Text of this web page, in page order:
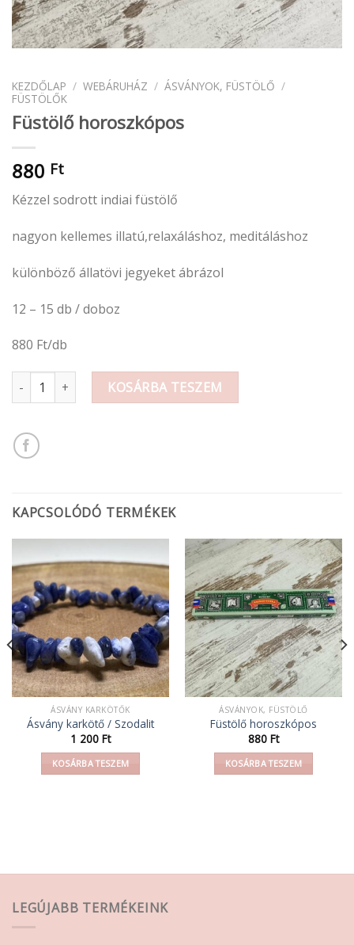
KEZDŐLAP / WEBÁRUHÁZ / ÁSVÁNYOK, FÜSTÖLŐ /
FÜSTÖLŐK
Füstölő horoszkópos
880 Ft
Kézzel sodrott indiai füstölő
nagyon kellemes illatú,relaxáláshoz, meditáláshoz
különböző állatövi jegyeket ábrázol
12 – 15 db / doboz
880 Ft/db
Füstölő horoszkópos mennyiség
KOSÁRBA TESZEM
KAPCSOLÓDÓ TERMÉKEK
ÁSVÁNY KARKÖTŐK
Ásvány karkötő / Szodalit
1 200 Ft
KOSÁRBA TESZEM
ÁSVÁNYOK, FÜSTÖLŐ
Füstölő horoszkópos
880 Ft
KOSÁRBA TESZEM
LEGÚJABB TERMÉKEINK